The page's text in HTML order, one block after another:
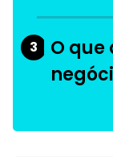
3
O